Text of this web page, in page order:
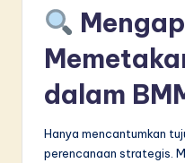
dalam
Hanya mencantumkan
perencanaan strategis.